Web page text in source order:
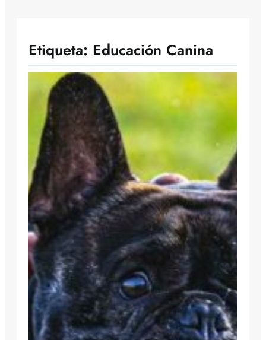
Etiqueta: Educación Canina